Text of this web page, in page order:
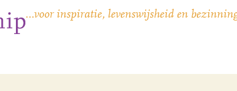
…voor inspiratie, levenswijsheid en